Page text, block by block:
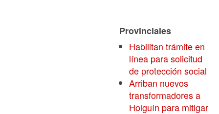
Provinciales
Habilitan trámite en
línea para solicitud
de protección social
Arriban nuevos
transformadores a
Holguín para mitigar